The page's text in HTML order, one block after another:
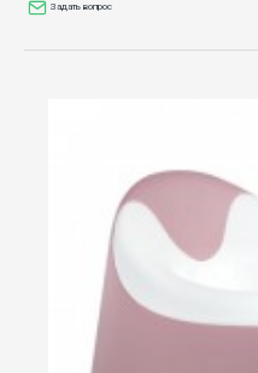
Задать вопрос